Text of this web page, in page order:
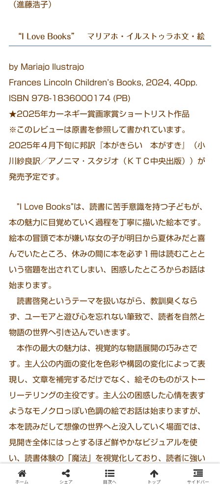
（進藤浩子）
“I Love Books” マリアホ・イルストゥラホ文・絵
by Mariajo Ilustrajo
Frances Lincoln Children’s Books, 2024, 40pp.
ISBN 978-1836000174 (PB)
★2025年カーネギー賞画家賞ショートリスト作品
※このレビューは原書を参照して書かれています。
2025年４月下旬に邦訳『本がきらい 本がすき』（小
川紗良訳／アノニマ・スタジオ（ＫＴＣ中央出版））が
発売予定です。
”I Love Books”は、読書に苦手意識を持つ子どもが、
本の魅力に目覚めていく過程を丁寧に描いた絵本です。
絵本の冒頭で本が嫌いな女の子が明日から夏休みだと喜
んでいたところ、休みの間に本を必ず１冊は読むことと
いう宿題を出されてしまい、困惑したところからお話は
始まります。
読書啓発というテーマを扱いながら、教訓臭くなら
ず、ユーモアと遊び心を忘れない筆致で、読者を自然と
物語の世界へ引き込んでいきます。
本作の最大の魅力は、視覚的な物語展開の巧みさで
す。主人公の内面の変化を色彩や構図の変化によって表
現し、文章を補完するだけでなく、絵そのものがストー
リーテリングの主役です。主人公の困惑した心情を表す
ようなモノクロっぽい色調の絵でお話は始まりますが、
本を読みだして想像の世界へと没入していく場面では、
見開き全体にはっとするほど鮮やかなビジュアルを使
い、読書体験の「魔法」を視覚化しており、読者に強い
印象を与えます。
ホーム シェア 目次へ トップ サイドバー